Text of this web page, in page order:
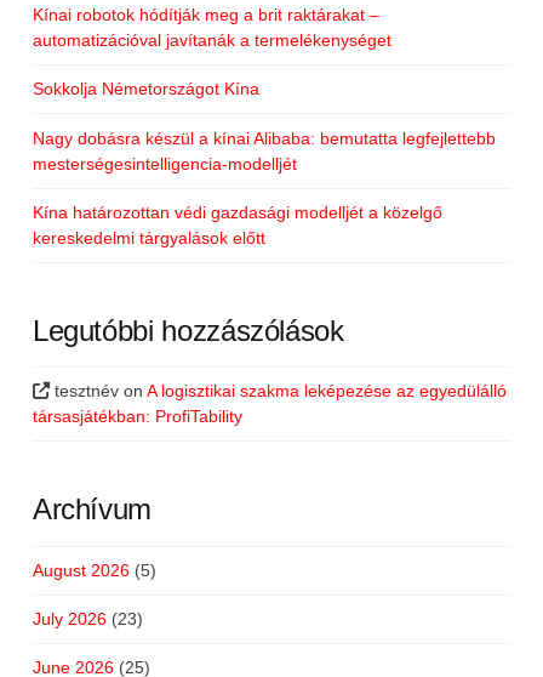
Kínai robotok hódítják meg a brit raktárakat –
automatizációval javítanák a termelékenységet
Sokkolja Németországot Kína
Nagy dobásra készül a kínai Alibaba: bemutatta legfejlettebb
mesterségesintelligencia-modelljét
Kína határozottan védi gazdasági modelljét a közelgő
kereskedelmi tárgyalások előtt
Legutóbbi hozzászólások
tesztnév onA logisztikai szakma leképezése az egyedülálló
társasjátékban: ProfiTability
Archívum
August 2026(5)
July 2026(23)
June 2026(25)